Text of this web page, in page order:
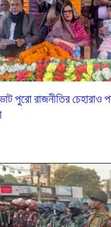
পুরো রাজনীতির চেহারাও